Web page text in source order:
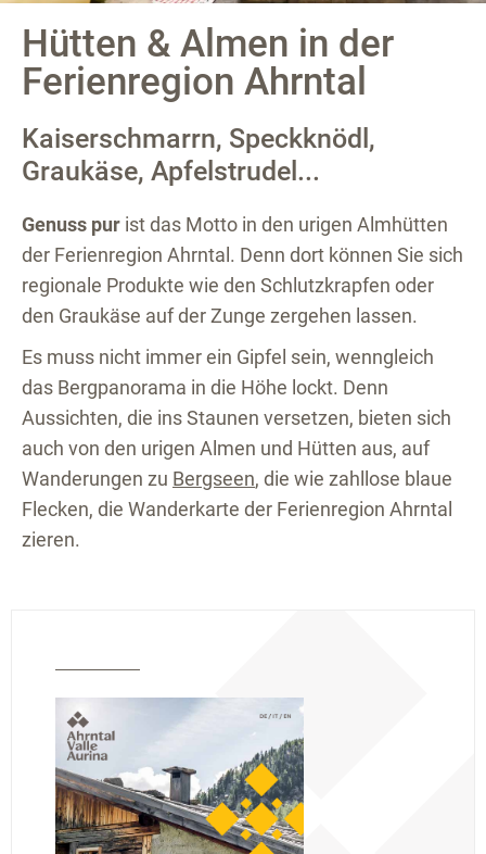
Hütten & Almen in der
Ferienregion Ahrntal
Kaiserschmarrn, Speckknödl,
Graukäse, Apfelstrudel...
Genuss pur ist das Motto in den urigen Almhütten
der Ferienregion Ahrntal. Denn dort können Sie sich
regionale Produkte wie den Schlutzkrapfen oder
den Graukäse auf der Zunge zergehen lassen.
Es muss nicht immer ein Gipfel sein, wenngleich
das Bergpanorama in die Höhe lockt. Denn
Aussichten, die ins Staunen versetzen, bieten sich
auch von den urigen Almen und Hütten aus, auf
Wanderungen zu Bergseen, die wie zahllose blaue
Flecken, die Wanderkarte der Ferienregion Ahrntal
zieren.